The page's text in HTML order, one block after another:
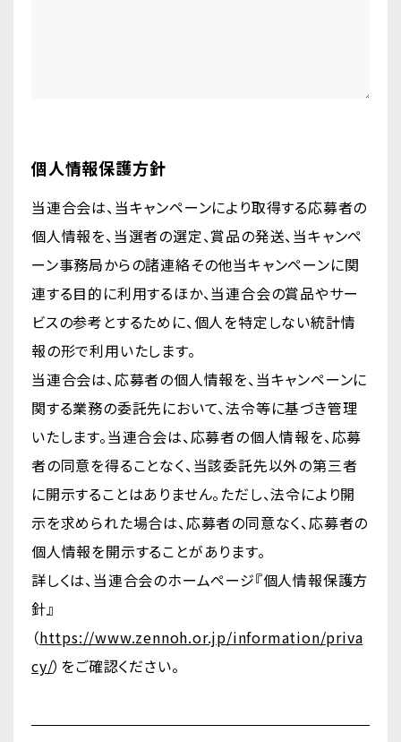
個人情報保護方針
当連合会は、当キャンペーンにより取得する応募者の
個人情報を、当選者の選定、賞品の発送、当キャンペ
ーン事務局からの諸連絡その他当キャンペーンに関
連する目的に利用するほか、当連合会の賞品やサー
ビスの参考とするために、個人を特定しない統計情
報の形で利用いたします。
当連合会は、応募者の個人情報を、当キャンペーンに
関する業務の委託先において、法令等に基づき管理
いたします。当連合会は、応募者の個人情報を、応募
者の同意を得ることなく、当該委託先以外の第三者
に開示することはありません。ただし、法令により開
示を求められた場合は、応募者の同意なく、応募者の
個人情報を開示することがあります。
詳しくは、当連合会のホームページ『個人情報保護方
針』
（https://www.zennoh.or.jp/information/priva
cy/）をご確認ください。